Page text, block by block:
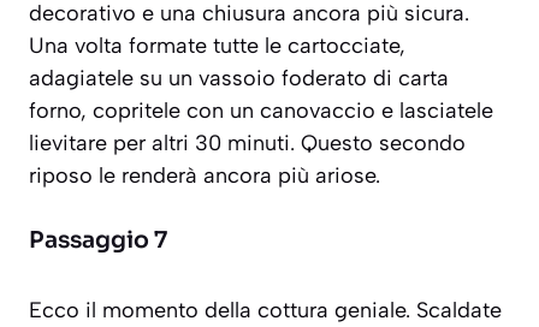
decorativo e una chiusura ancora più sicura.
Una volta formate tutte le cartocciate,
adagiatele su un vassoio foderato di carta
forno, copritele con un canovaccio e lasciatele
lievitare per altri 30 minuti. Questo secondo
riposo le renderà ancora più ariose.
Passaggio 7
Ecco il momento della cottura geniale. Scaldate